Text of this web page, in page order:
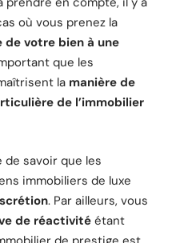
où vous prenez la
de votre bien à une
que les
la manière de
de l’immobilier
de savoir que les
immobiliers de luxe
. Par ailleurs, vous
de réactivité étant